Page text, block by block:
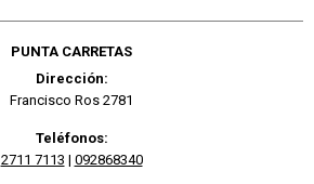
PUNTA CARRETAS
Dirección:
Francisco Ros 2781
Teléfonos:
2711 7113 | 092868340